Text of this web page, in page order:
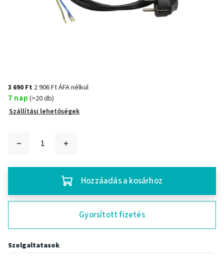
3 690 Ft 2 906 Ft ÁFA nélkül
7 nap (>20 db)
Szállítási lehetőségek
Hozzáadás a kosárhoz
Gyorsított fizetés
Szolgaltatasok